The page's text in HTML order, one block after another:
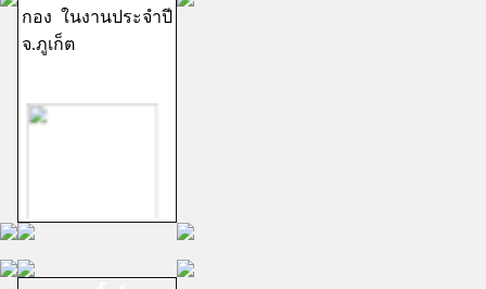
กอง ในงานประจำปี
จ.ภูเก็ต
ชีอะฮ์อิหม่ามสิบ